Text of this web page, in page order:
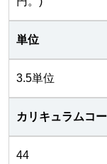
単位
3.5単位
カリキュラムコ
44